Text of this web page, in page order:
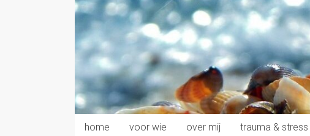
home voor wie over mij trauma & stress